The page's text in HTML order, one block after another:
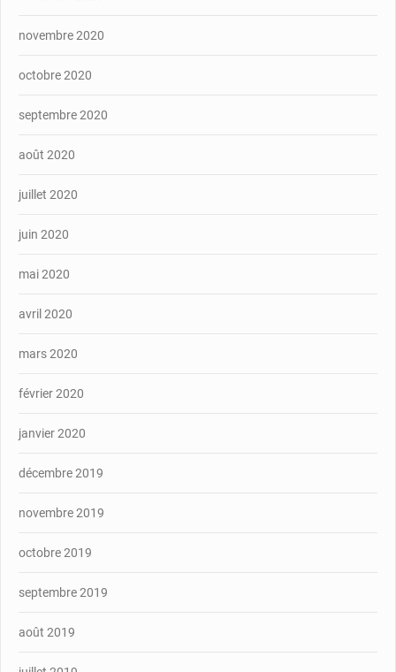
novembre 2020
octobre 2020
septembre 2020
août 2020
juillet 2020
juin 2020
mai 2020
avril 2020
mars 2020
février 2020
janvier 2020
décembre 2019
novembre 2019
octobre 2019
septembre 2019
août 2019